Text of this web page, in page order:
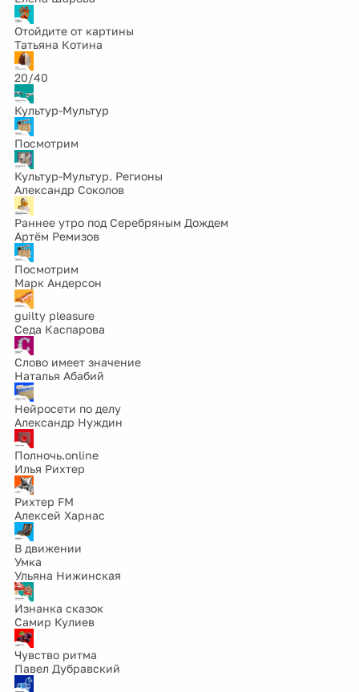
Отойдите от картины
Татьяна Котина
20/40
Культур-Мультур
Посмотрим
Культур-Мультур. Регионы
Александр Соколов
Раннее утро под Серебряным Дождем
Артём Ремизов
Посмотрим
Марк Андерсон
guilty pleasure
Седа Каспарова
Слово имеет значение
Наталья Абабий
Нейросети по делу
Александр Нуждин
Полночь.online
Илья Рихтер
Рихтер FM
Алексей Харнас
В движении
Умка
Ульяна Нижинская
Изнанка сказок
Самир Кулиев
Чувство ритма
Павел Дубравский